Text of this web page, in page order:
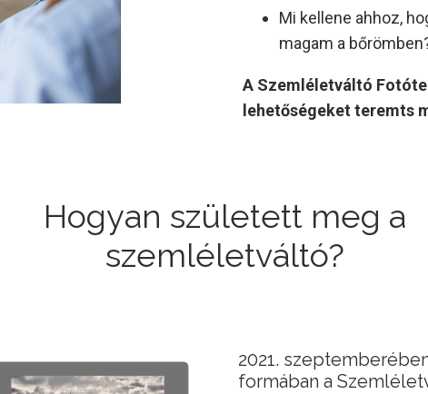
Mi kellene ahhoz,
magam a
A Szemléletváltó
lehetőségeket teremts
Hogyan született meg a
szemléletváltó?
2021.
formában a